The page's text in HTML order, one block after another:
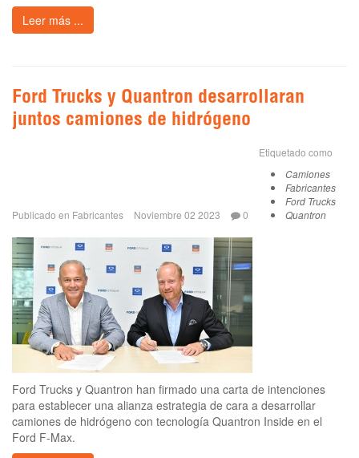
Leer más ...
Ford Trucks y Quantron desarrollaran
juntos camiones de hidrógeno
Publicado en Fabricantes Noviembre 02 2023 0
Etiquetado como
Camiones
Fabricantes
Ford Trucks
Quantron
Ford Trucks y Quantron han firmado una carta de intenciones
para establecer una alianza estrategia de cara a desarrollar
camiones de hidrógeno con tecnología Quantron Inside en el
Ford F-Max.